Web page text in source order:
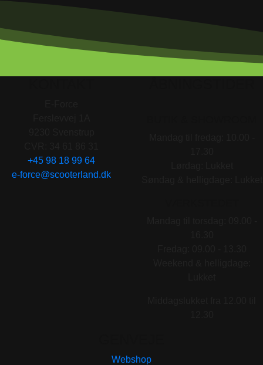
+45 98 18 99 64
e-force@scooterland.dk
Webshop